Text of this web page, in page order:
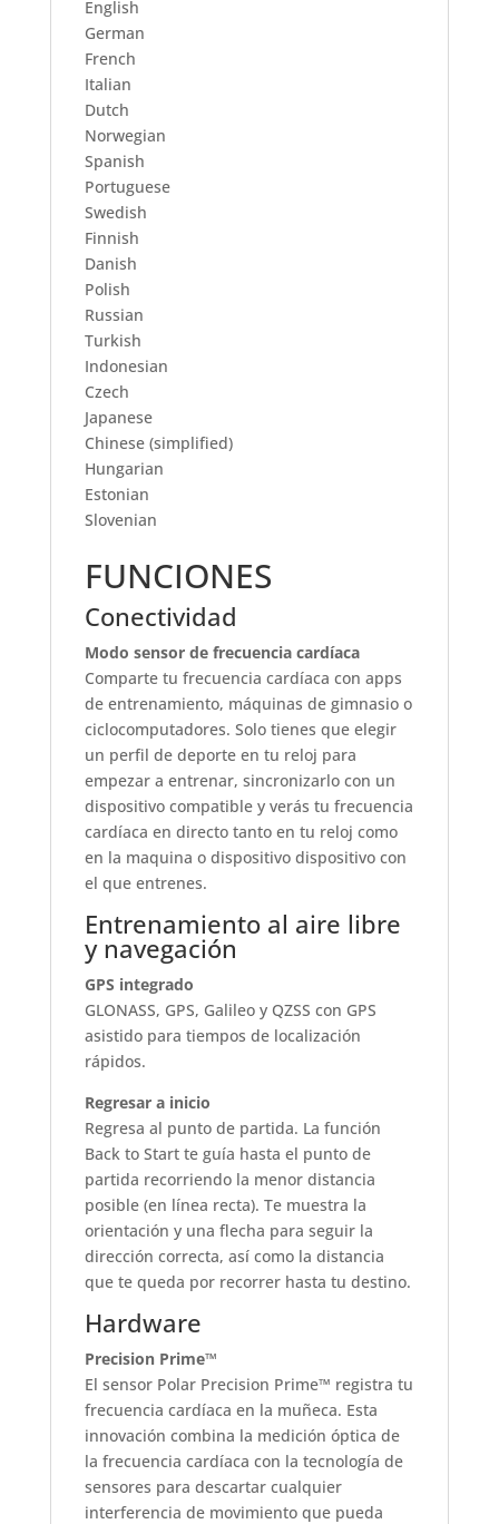
English
German
French
Italian
Dutch
Norwegian
Spanish
Portuguese
Swedish
Finnish
Danish
Polish
Russian
Turkish
Indonesian
Czech
Japanese
Chinese (simplified)
Hungarian
Estonian
Slovenian
FUNCIONES
Conectividad
Modo sensor de frecuencia cardíaca
Comparte tu frecuencia cardíaca con apps
de entrenamiento, máquinas de gimnasio o
ciclocomputadores. Solo tienes que elegir
un perfil de deporte en tu reloj para
empezar a entrenar, sincronizarlo con un
dispositivo compatible y verás tu frecuencia
cardíaca en directo tanto en tu reloj como
en la maquina o dispositivo dispositivo con
el que entrenes.
Entrenamiento al aire libre
y navegación
GPS integrado
GLONASS, GPS, Galileo y QZSS con GPS
asistido para tiempos de localización
rápidos.
Regresar a inicio
Regresa al punto de partida. La función
Back to Start te guía hasta el punto de
partida recorriendo la menor distancia
posible (en línea recta). Te muestra la
orientación y una flecha para seguir la
dirección correcta, así como la distancia
que te queda por recorrer hasta tu destino.
Hardware
Precision Prime™
El sensor Polar Precision Prime™ registra tu
frecuencia cardíaca en la muñeca. Esta
innovación combina la medición óptica de
la frecuencia cardíaca con la tecnología de
sensores para descartar cualquier
interferencia de movimiento que pueda